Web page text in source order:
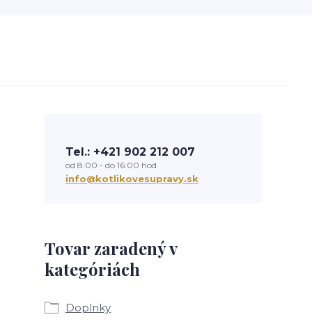
Tovar zaradený v
kategóriách
Doplnky
Tel.: +421 902 212 007
od 8:00 - do 16:00 hod
info@kotlikovesupravy.sk